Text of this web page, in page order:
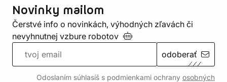
Novinky mailom
Čerstvé info o novinkách, výhodných zľavách či
nevyhnutnej vzbure robotov
odoberať
Odoslaním súhlasíš s podmienkami ochrany osobných